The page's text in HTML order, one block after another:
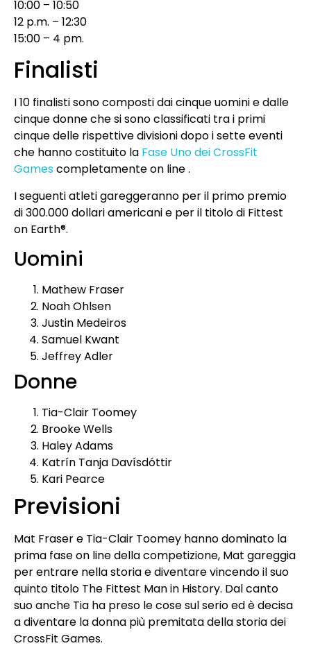
10:00 – 10:50
12 p.m. – 12:30
15:00 – 4 pm.
Finalisti
I 10 finalisti sono composti dai cinque uomini e dalle
cinque donne che si sono classificati tra i primi
cinque delle rispettive divisioni dopo i sette eventi
che hanno costituito la Fase Uno dei CrossFit
Games completamente on line .
I seguenti atleti gareggeranno per il primo premio
di 300.000 dollari americani e per il titolo di Fittest
on Earth®.
Uomini
Mathew Fraser
Noah Ohlsen
Justin Medeiros
Samuel Kwant
Jeffrey Adler
Donne
Tia-Clair Toomey
Brooke Wells
Haley Adams
Katrín Tanja Davísdóttir
Kari Pearce
Previsioni
Mat Fraser e Tia-Clair Toomey hanno dominato la
prima fase on line della competizione, Mat gareggia
per entrare nella storia e diventare vincendo il suo
quinto titolo The Fittest Man in History. Dal canto
suo anche Tia ha preso le cose sul serio ed è decisa
a diventare la donna più premitata della storia dei
CrossFit Games.